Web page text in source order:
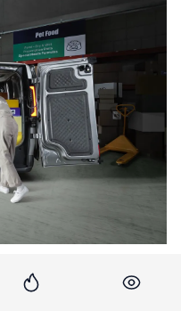
график с умом